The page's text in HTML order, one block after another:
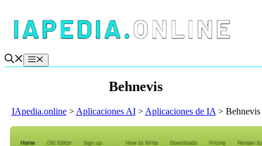
contenido
Menú
Behnevis
IApedia.online> Aplicaciones AI> Aplicaciones de IA > Behnevis